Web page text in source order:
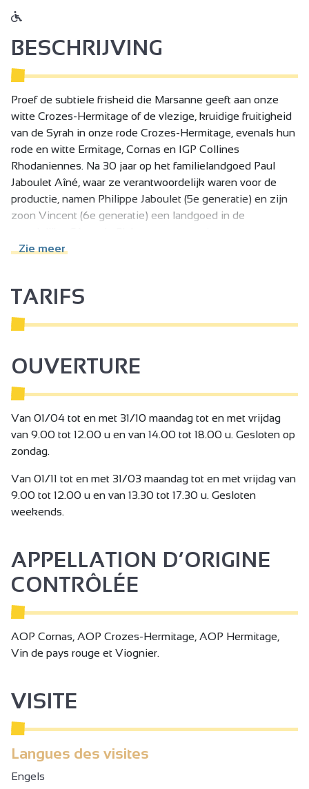
BESCHRIJVING
Proef de subtiele frisheid die Marsanne geeft aan onze
witte Crozes-Hermitage of de vlezige, kruidige fruitigheid
van de Syrah in onze rode Crozes-Hermitage, evenals hun
rode en witte Ermitage, Cornas en IGP Collines
Rhodaniennes. Na 30 jaar op het familielandgoed Paul
Jaboulet Aîné, waar ze verantwoordelijk waren voor de
productie, namen Philippe Jaboulet (5e generatie) en zijn
zoon Vincent (6e generatie) een landgoed in de
familielandgoed.
waarde
Zie meer
TARIFS
OUVERTURE
Van 01/04 tot en met 31/10 maandag tot en met vrijdag
van 9.00 tot 12.00 u en van 14.00 tot 18.00 u. Gesloten op
zondag.
Van 01/11 tot en met 31/03 maandag tot en met vrijdag van
9.00 tot 12.00 u en van 13.30 tot 17.30 u. Gesloten
weekends.
APPELLATION D’ORIGINE
CONTRÔLÉE
AOP Cornas, AOP Crozes-Hermitage, AOP Hermitage,
Vin de pays rouge et Viognier.
VISITE
Langues des visites
Engels